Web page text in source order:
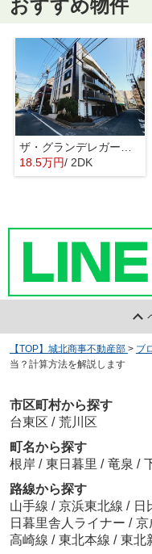
おすすめ物件
ザ・グランデレガーロ東日暮里
18.5万円/ 2DK
【TOP】城北商事不動産部 > ブ
当？計算方法を解説します
市区町村から探す
台東区 / 荒川区
町名から探す
根岸 / 東日暮里 / 竜泉 /
路線から探す
山手線 / 京浜東北線 / 日
日暮里舎人ライナー / 京
高崎線 / 東北本線 / 東北